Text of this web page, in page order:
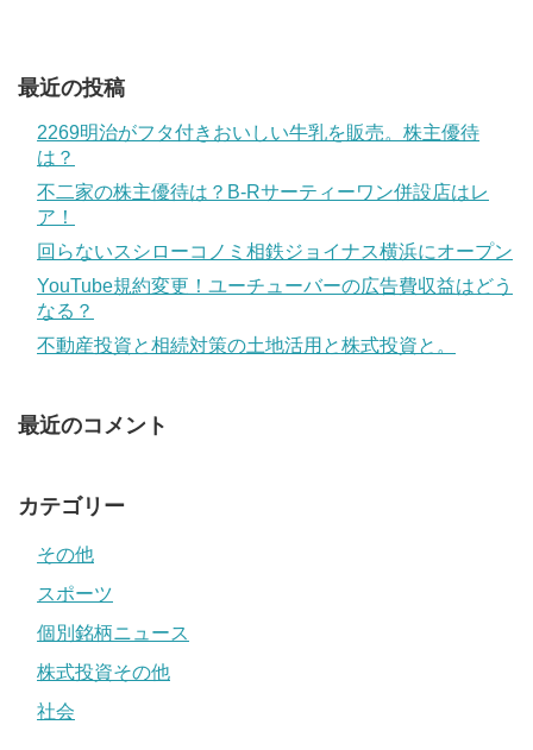
最近の投稿
2269明治がフタ付きおいしい牛乳を販売。株主優待
は？
不二家の株主優待は？B-Rサーティーワン併設店はレ
ア！
回らないスシローコノミ相鉄ジョイナス横浜にオープン
YouTube規約変更！ユーチューバーの広告費収益はどう
なる？
不動産投資と相続対策の土地活用と株式投資と。
最近のコメント
カテゴリー
その他
スポーツ
個別銘柄ニュース
株式投資その他
社会